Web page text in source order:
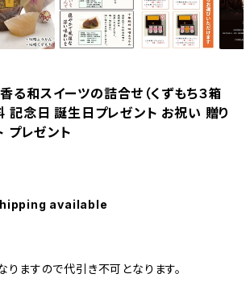
る和スイーツの詰合せ（くずもち３箱
記念日 誕生日プレゼント お祝い 贈り
プレゼント
available
ますので代引き不可となります。